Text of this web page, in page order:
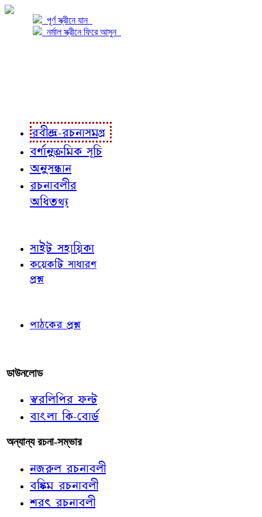
পূর্ণ স্ক্রীনে যান
নর্মাল স্ক্রীনে ফিরে আসুন
রবীন্দ্র-রচনাসমগ্র
বর্ণানুক্রমিক সূচি
অনুসন্ধান
রচনাবলীর
অধিতথ্য
সাইট সহায়িকা
কয়েকটি সাধারণ
প্রশ্ন
পাঠকের প্রশ্ন
ডাউনলোড
স্বরলিপির ফন্ট
বাংলা কি-বোর্ড
অন্যান্য রচনা-সম্ভার
নজরুল রচনাবলী
বঙ্কিম রচনাবলী
শরৎ রচনাবলী